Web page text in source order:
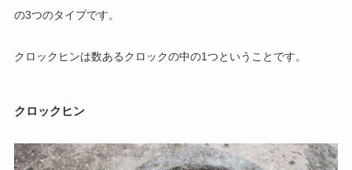
の3つのタイプです。
クロックヒンは数あるクロックの中の1つということです。
クロックヒン